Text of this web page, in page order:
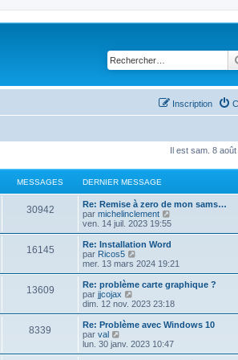
Inscription
Il est sam. 8
MESSAGES DERNIER MESSAGE
30942M
s
s
a
g
s
D
e
r
n
i
e
r
e
s
s
a
e
Re: Remise à zero de mon sams…
par michelinclement
o
n
l
r
l
e
e
n
i
ven. 14 juil. 2023 19:55
16145M
s
s
g
D
e
r
n
i
e
r
e
s
s
a
Re: Installation Word
par Ricos5
o
n
s
l
r
l
e
mer. 13 mars 2024 19:21
13609M
s
D
e
r
n
i
e
r
Re: problème carte graphique ?
par jjcojax
o
n
s
l
dim. 12 nov. 2023 23:18
8339
D
e
r
n
Re: Problème avec Windows 10
par val
o
n
lun. 30 janv. 2023 10:47